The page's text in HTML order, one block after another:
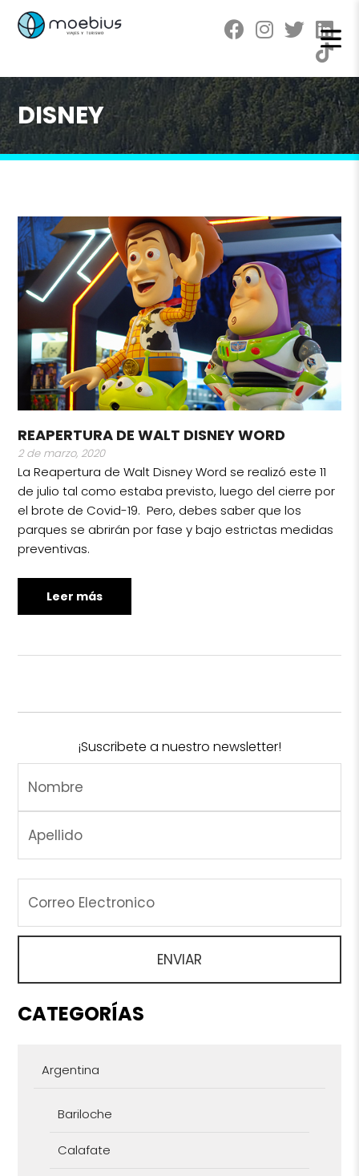
DISNEY
REAPERTURA DE WALT DISNEY WORD
2 de marzo, 2020
La Reapertura de Walt Disney Word se realizó este 11
de julio tal como estaba previsto, luego del cierre por
el brote de Covid-19. Pero, debes saber que los
parques se abrirán por fase y bajo estrictas medidas
preventivas.
Leer más
¡Suscribete a nuestro newsletter!
CATEGORÍAS
Argentina
Bariloche
Calafate